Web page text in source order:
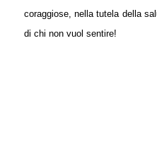
coraggiose, nella tutela della
di chi non vuol sentire!